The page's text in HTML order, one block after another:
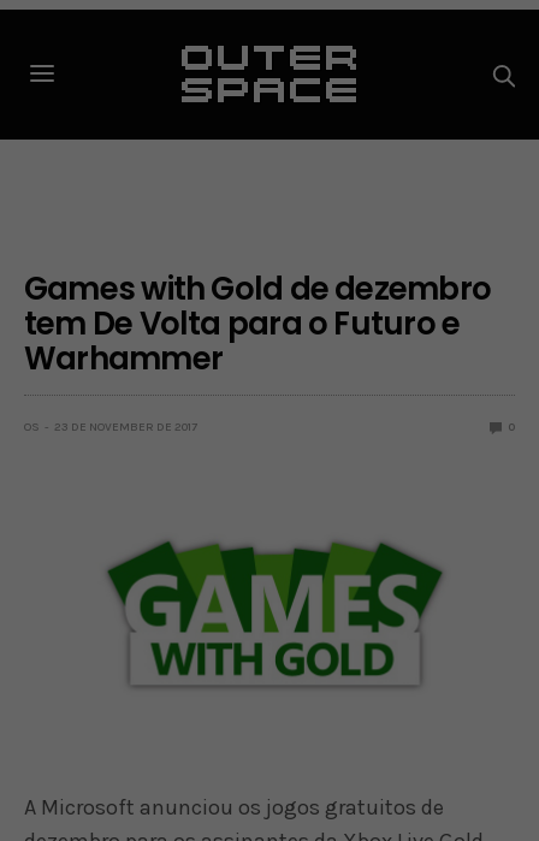
Games with Gold de dezembro
tem De Volta para o Futuro e
Warhammer
OS 23 DE NOVEMBER DE 2017 0
A Microsoft anunciou os jogos gratuitos de